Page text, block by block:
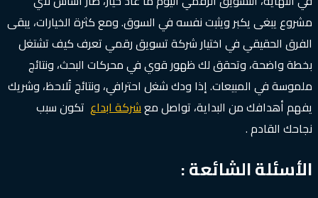
مشروع يبغى يكبر ويثبت نفسه في السوق. ومع كثرة الخيارات، يبقى
الفرق الحقيقي في اختيار شركة تسويق رقمي تعرف كيف تشتغل
بخطة واضحة، وتحقق لك ظهور قوي في محركات البحث، ونتائج
ملموسة في المبيعات. إذا ودك شغل احترافي، ونتائج تُلاحظ، وشريك
يفهم أهدافك من البداية، تواصل معشركة ابداع تكون سبب
نجاحك القادم .
الأسئلة الشائعة :